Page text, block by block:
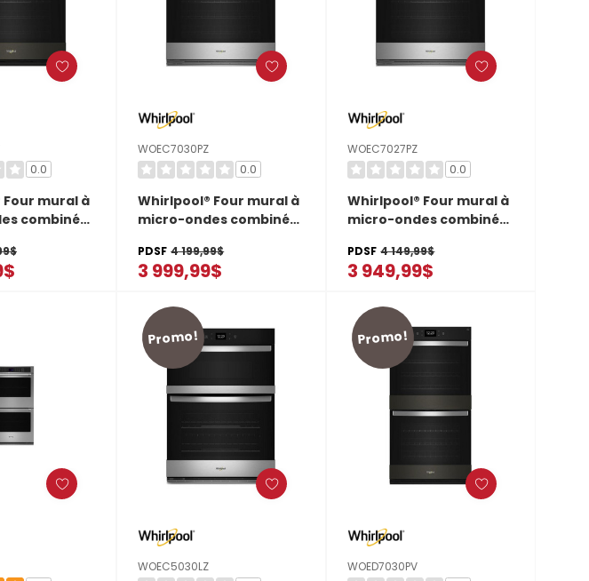
0.0
mural à
combiné
WOEC7030PZ
0.0
Whirlpool® Four mural à
micro-ondes combiné
pi cu WOEC7030PZ
PDSF 4 199,99$
3 999,99$
WOEC7027PZ
0.0
Whirlpool® Four mural à
micro-ondes combiné
pi cu WOEC7027PZ
PDSF 4 149,99$
3 949,99$
Promo!
WOEC5030LZ
Promo!
WOED7030PV